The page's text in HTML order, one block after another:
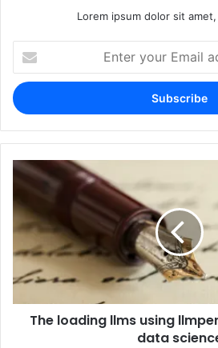
Lorem ipsum dolor sit
your
Email
address
The loading llms using
data